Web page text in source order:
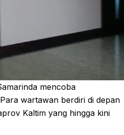
mencoba
wartawan berdiri di depan
Kaltim yang hingga kini